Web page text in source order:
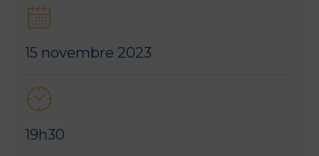
15 novembre 2023
19h30